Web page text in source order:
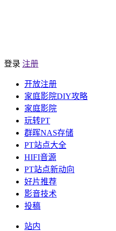
登录 注册
开放注册
家庭影院DIY攻略
家庭影院
玩转PT
群晖NAS存储
PT站点大全
HIFI音源
PT站点新动向
好片推荐
影音技术
投稿
站内